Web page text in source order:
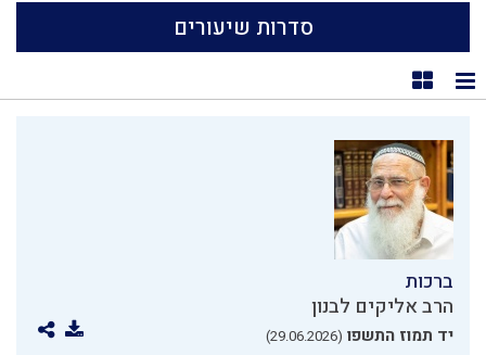
סדרות שיעורים
תצוגת רשימה
תצוגת קוביות
ברכות
הרב אליקים לבנון
יד תמוז התשפו (29.06.2026)